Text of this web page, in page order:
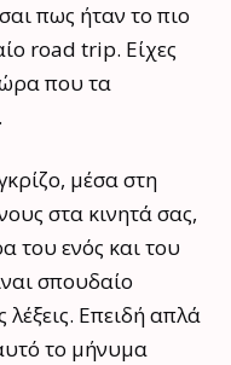
πως ήταν το πιο
road trip. Είχες
που τα
μέσα στη
στα κινητά σας,
του ενός και του
σπουδαίο
Επειδή απλά
το μήνυμα